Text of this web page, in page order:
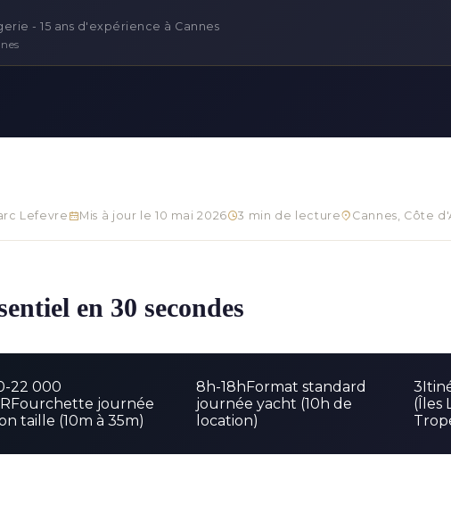
- 15 ans d'expérience à Cannes
Lefevre Mis à jour le 10 mai 2026 3 min de lecture Cannes, Côte
en 30 secondes
22 000
Fourchette journée
taille (10m à 35m)
8h-18hFormat standard
journée yacht (10h de
location)
3
(Îles